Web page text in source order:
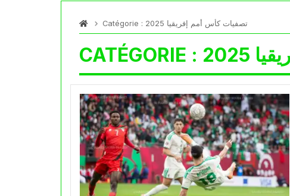
Catégorie : تصفيات كأس أمم إفريقيا 2025
CATÉGORIE :